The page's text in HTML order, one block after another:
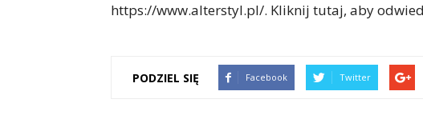
https://www.alterstyl.pl/. Kliknij tutaj, aby
PODZIEL SIĘ Facebook Twitter